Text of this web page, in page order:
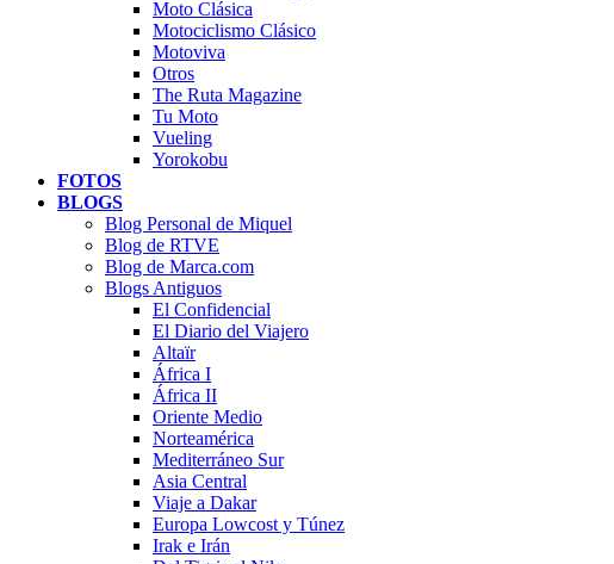
Moto Clásica
Motociclismo Clásico
Motoviva
Otros
The Ruta Magazine
Tu Moto
Vueling
Yorokobu
FOTOS
BLOGS
Blog Personal de Miquel
Blog de RTVE
Blog de Marca.com
Blogs Antiguos
El Confidencial
El Diario del Viajero
Altaïr
África I
África II
Oriente Medio
Norteamérica
Mediterráneo Sur
Asia Central
Viaje a Dakar
Europa Lowcost y Túnez
Irak e Irán